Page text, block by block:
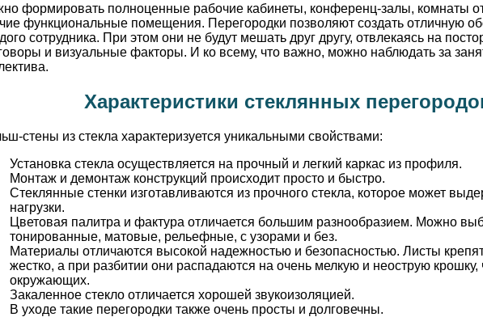
формировать полноценные рабочие кабинеты, конференц-залы, комнаты
функциональные помещения. Перегородки позволяют создать отличную
сотрудника. При этом они не будут мешать друг другу, отвлекаясь на
и визуальные факторы. И ко всему, что важно, можно наблюдать за
Характеристики стеклянных
стены из стекла характеризуется уникальными свойствами:
Установка стекла осуществляется на прочный и легкий каркас из профиля.
Монтаж и демонтаж конструкций происходит просто и быстро.
Стеклянные стенки изготавливаются из прочного стекла, которое может
нагрузки.
Цветовая палитра и фактура отличается большим разнообразием. Можно
тонированные, матовые, рельефные, с узорами и без.
Материалы отличаются высокой надежностью и безопасностью. Листы
жестко, а при разбитии они распадаются на очень мелкую и неострую крошку,
окружающих.
Закаленное стекло отличается хорошей звукоизоляцией.
В уходе такие перегородки также очень просты и долговечны.